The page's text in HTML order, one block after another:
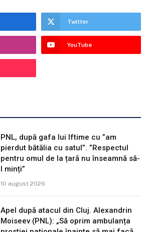
Twitter
YouTube
PNL, după gafa lui Iftime cu ”am
pierdut bătălia cu satul”. ”Respectul
pentru omul de la țară nu înseamnă să-
l minți”
10 august 2026
Apel după atacul din Cluj. Alexandrin
Moiseev (PNL): „Să oprim ambulanța